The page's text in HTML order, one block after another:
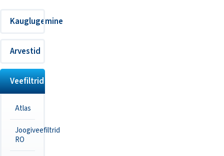
Kauglugemine
Arvestid
Veefiltrid
Atlas
Joogiveefiltrid
RO